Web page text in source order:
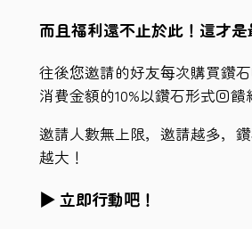
而且福利還不止於此！這才是
往後您邀請的好友每次購買鑽
消費金額的10%以鑽石形式回饋
邀請人數無上限，邀請越多，
越大！
▶ 立即行動吧！